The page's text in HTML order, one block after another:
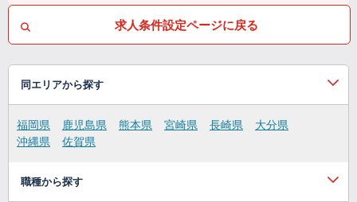
求人条件設定ページに戻る
同エリアから探す
福岡県 鹿児島県 熊本県 宮崎県 長崎県
大分県
沖縄県
佐賀県
職種から探す